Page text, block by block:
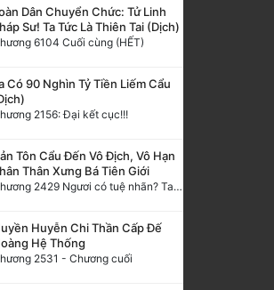
Dân Chuyển Chức: Tử Linh
Sư! Ta Tức Là Thiên Tai (Dịch)
6104 Cuối cùng (HẾT)
Có 90 Nghìn Tỷ Tiền Liếm Cẩu
2156: Đại kết cục!!!
Tôn Cẩu Đến Vô Địch, Vô Hạn
Thân Xưng Bá Tiên Giới
Chương 2429 Ngươi có tuệ nhãn? Ta có...
Huyễn Chi Thần Cấp Đế
Hệ Thống
2531 - Chương cuối